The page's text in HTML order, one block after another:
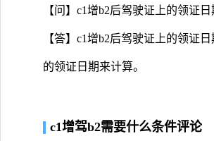
【问】c1增b2后驾驶证上的领证
【答】c1增b2后驾驶证上的领证
的领证日期来计算。
c1增驾b2需要什么条件评论